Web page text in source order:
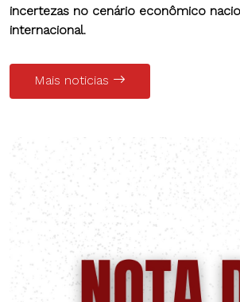
incertezas no cenário econômico
internacional.
Mais noticias